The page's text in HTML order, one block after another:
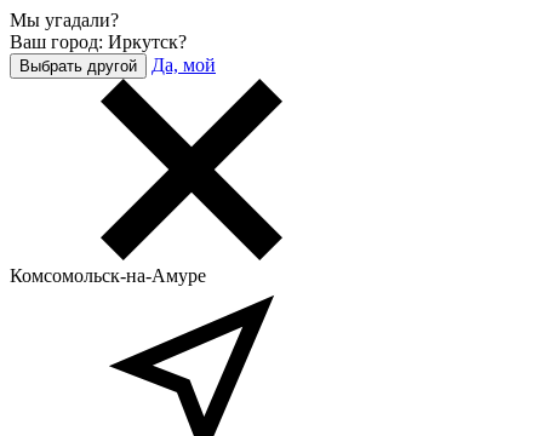
Мы угадали?
Ваш город: Иркутск?
Выбрать другой Да, мой
Комсомольск-на-Амуре